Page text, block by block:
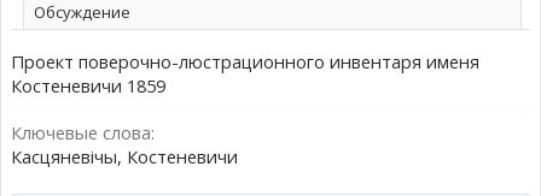
Обсуждение
Проект поверочно-люстрационного инвентаря именя
Костеневичи 1859
Ключевые слова:
Касцяневічы, Костеневичи